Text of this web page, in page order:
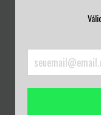
FRISTO CD LA...